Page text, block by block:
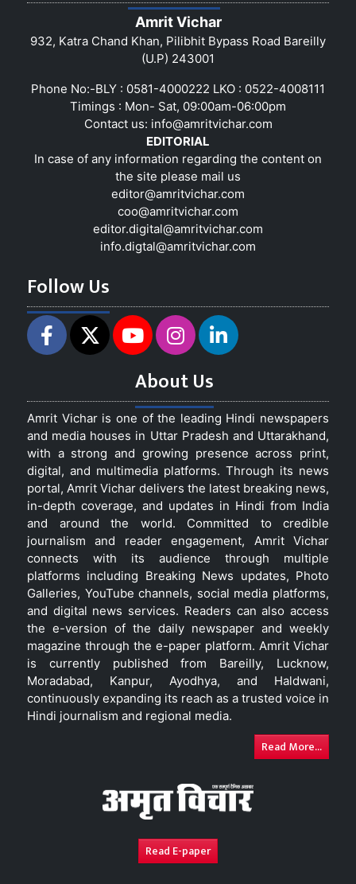
Amrit Vichar
932, Katra Chand Khan, Pilibhit Bypass Road Bareilly
(U.P) 243001
Phone No:-BLY : 0581-4000222 LKO : 0522-4008111
Timings : Mon- Sat, 09:00am-06:00pm
Contact us: info@amritvichar.com
EDITORIAL
In case of any information regarding the content on
the site please mail us
editor@amritvichar.com
coo@amritvichar.com
editor.digital@amritvichar.com
info.digtal@amritvichar.com
Follow Us
About Us
Amrit Vichar is one of the leading Hindi newspapers
and media houses in Uttar Pradesh and Uttarakhand,
with a strong and growing presence across print,
digital, and multimedia platforms. Through its news
portal, Amrit Vichar delivers the latest breaking news,
in-depth coverage, and updates in Hindi from India
and around the world. Committed to credible
journalism and reader engagement, Amrit Vichar
connects with its audience through multiple
platforms including Breaking News updates, Photo
Galleries, YouTube channels, social media platforms,
and digital news services. Readers can also access
the e-version of the daily newspaper and weekly
magazine through the e-paper platform. Amrit Vichar
is currently published from Bareilly, Lucknow,
Moradabad, Kanpur, Ayodhya, and Haldwani,
continuously expanding its reach as a trusted voice in
Hindi journalism and regional media.
Read More...
Read E-paper